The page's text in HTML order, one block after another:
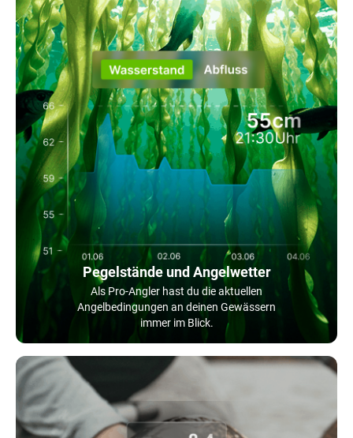
Pegelstände und Angelwetter
Als Pro-Angler hast du die aktuellen
Angelbedingungen an deinen Gewässern
immer im Blick.